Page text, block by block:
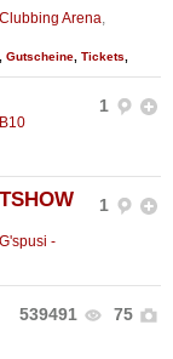
Clubbing Arena
Gutscheine Tickets
1
B10
1
G'spusi -
539491 75